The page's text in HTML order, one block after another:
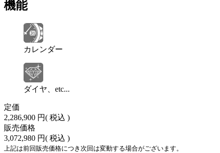
機能
カレンダー
ダイヤ、etc...
定価
2,286,900 円( 税込 )
販売価格
3,072,980 円( 税込 )
上記は前回販売価格につき次回は変動する場合がございます。